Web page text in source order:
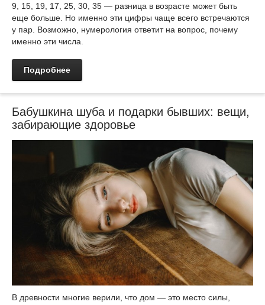
9, 15, 19, 17, 25, 30, 35 — разница в возрасте может быть
еще больше. Но именно эти цифры чаще всего встречаются
у пар. Возможно, нумерология ответит на вопрос, почему
именно эти числа.
Подробнее
Бабушкина шуба и подарки бывших: вещи,
забирающие здоровье
В древности многие верили, что дом — это место силы,